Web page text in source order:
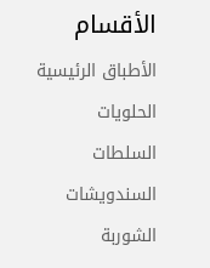
الأقسام
الأطباق الرئيسية
الحلويات
السلطات
السندويشات
الشوربة